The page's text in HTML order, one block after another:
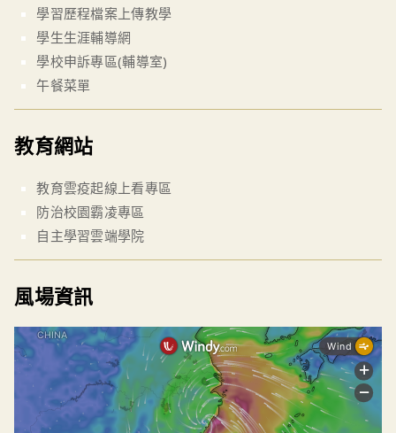
學習歷程檔案上傳教學
學生生涯輔導網
學校申訴專區(輔導室)
午餐菜單
教育網站
教育雲疫起線上看專區
防治校園霸凌專區
自主學習雲端學院
風場資訊